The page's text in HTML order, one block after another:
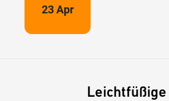
23 Apr